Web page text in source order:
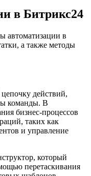
в Битрикс24
автоматизации в
а также методы
действий,
команды. В
бизнес-процессов
таких как
и управление
который
перетаскивания